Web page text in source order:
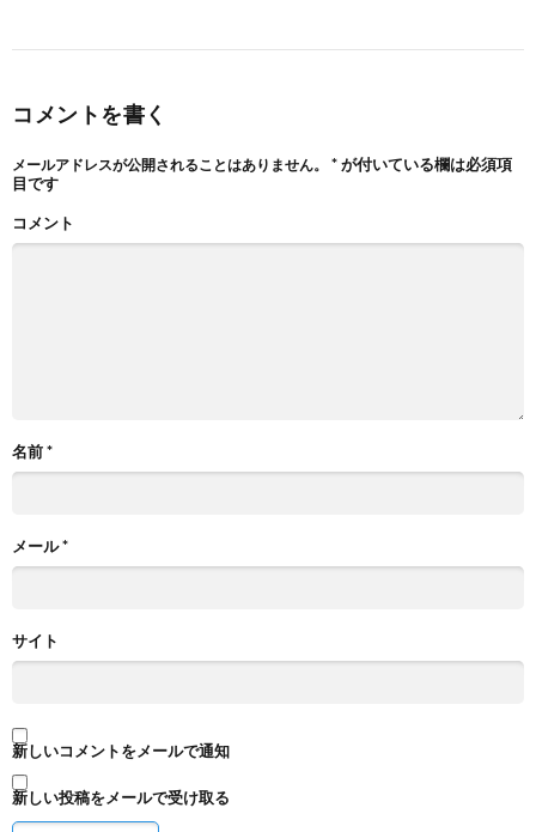
コメントを書く
メールアドレスが公開されることはありません。 *が付いている欄は必須項
目です
コメント
名前*
メール*
サイト
新しいコメントをメールで通知
新しい投稿をメールで受け取る